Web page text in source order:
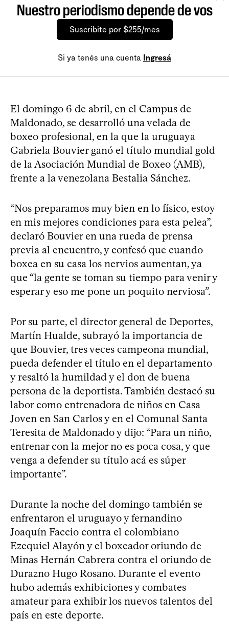
Nuestro periodismo depende de vos
Suscribite por $255/mes
Si ya tenés una cuenta Ingresá
El domingo 6 de abril, en el Campus de
Maldonado, se desarrolló una velada de
boxeo profesional, en la que la uruguaya
Gabriela Bouvier ganó el título mundial gold
de la Asociación Mundial de Boxeo (AMB),
frente a la venezolana Bestalia Sánchez.
“Nos preparamos muy bien en lo físico, estoy
en mis mejores condiciones para esta pelea”,
declaró Bouvier en una rueda de prensa
previa al encuentro, y confesó que cuando
boxea en su casa los nervios aumentan, ya
que “la gente se toman su tiempo para venir y
esperar y eso me pone un poquito nerviosa”.
Por su parte, el director general de Deportes,
Martín Hualde, subrayó la importancia de
que Bouvier, tres veces campeona mundial,
pueda defender el título en el departamento
y resaltó la humildad y el don de buena
persona de la deportista. También destacó su
labor como entrenadora de niños en Casa
Joven en San Carlos y en el Comunal Santa
Teresita de Maldonado y dijo: “Para un niño,
entrenar con la mejor no es poca cosa, y que
venga a defender su título acá es súper
importante”.
Durante la noche del domingo también se
enfrentaron el uruguayo y fernandino
Joaquín Faccio contra el colombiano
Ezequiel Alayón y el boxeador oriundo de
Minas Hernán Cabrera contra el oriundo de
Durazno Hugo Rosano. Durante el evento
hubo además exhibiciones y combates
amateur para exhibir los nuevos talentos del
país en este deporte.